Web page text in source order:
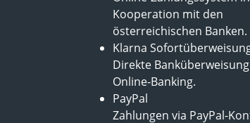
Kooperation mit den
österreichischen Banken.
Klarna
Direkte
Online-Banking.
PayPal
Zahlungen via PayPal-